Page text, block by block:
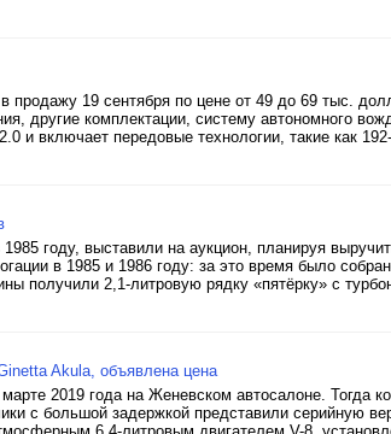
продажу 19 сентября по цене от 49 до 69 тыс.
другие комплектации, систему автономного
и включает передовые технологии, такие как
году, выставили на аукцион, планируя
в 1985 и 1986 году: за это время было
получили 2,1-литровую рядку «пятёрку» с
Akula, объявлена цена
2019 года на Женевском автосалоне. Тогда
с большой задержкой представили серийную